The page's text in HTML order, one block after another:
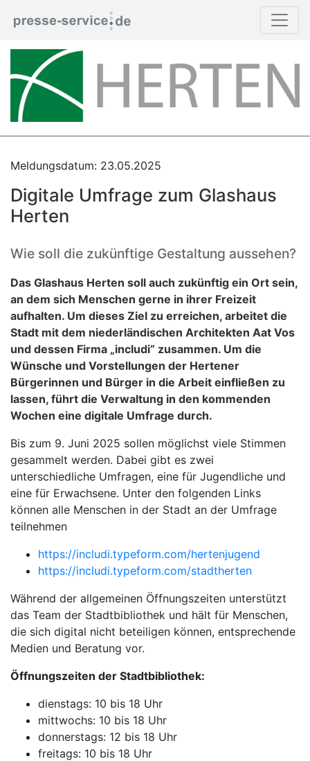
Meldungsdatum: 23.05.2025
Digitale Umfrage zum Glashaus
Herten
Wie soll die zukünftige Gestaltung aussehen?
Das Glashaus Herten soll auch zukünftig ein Ort sein,
an dem sich Menschen gerne in ihrer Freizeit
aufhalten. Um dieses Ziel zu erreichen, arbeitet die
Stadt mit dem niederländischen Architekten Aat Vos
und dessen Firma „includi“ zusammen. Um die
Wünsche und Vorstellungen der Hertener
Bürgerinnen und Bürger in die Arbeit einfließen zu
lassen, führt die Verwaltung in den kommenden
Wochen eine digitale Umfrage durch.
Bis zum 9. Juni 2025 sollen möglichst viele Stimmen
gesammelt werden. Dabei gibt es zwei
unterschiedliche Umfragen, eine für Jugendliche und
eine für Erwachsene. Unter den folgenden Links
können alle Menschen in der Stadt an der Umfrage
teilnehmen
https://includi.typeform.com/hertenjugend
https://includi.typeform.com/stadtherten
Während der allgemeinen Öffnungszeiten unterstützt
das Team der Stadtbibliothek und hält für Menschen,
die sich digital nicht beteiligen können, entsprechende
Medien und Beratung vor.
Öffnungszeiten der Stadtbibliothek:
dienstags: 10 bis 18 Uhr
mittwochs: 10 bis 18 Uhr
donnerstags: 12 bis 18 Uhr
freitags: 10 bis 18 Uhr